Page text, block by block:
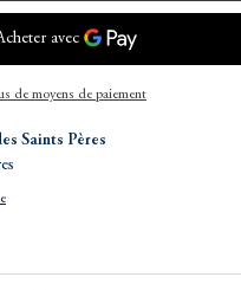
de moyens de paiement
Saints Pères